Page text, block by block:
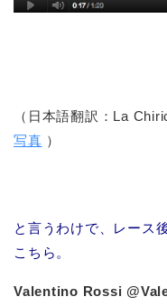
（日本語翻訳：La
写真 ）
と言うわけで、レース
こちら。
Valentino Rossi‏ @ValeYellow46 2012年04月15日午後